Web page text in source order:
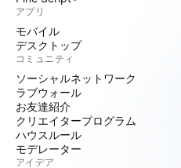
アプリ
モバイル
デスクトップ
コミュニティ
ソーシャルネットワーク
ラブウォール
お友達紹介
クリエイタープログラム
ハウスルール
モデレーター
アイデア